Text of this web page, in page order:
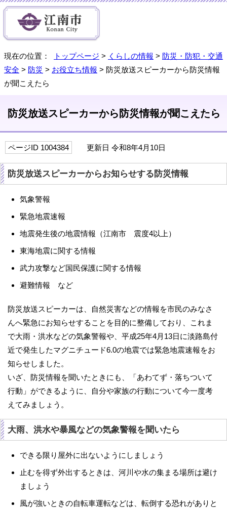
現在の位置： トップページ > くらしの情報 > 防災・防犯・交通
安全 > 防災 > お役立ち情報 > 防災放送スピーカーから防災情報
が聞こえたら
防災放送スピーカーから防災情報が聞こえたら
ページID 1004384 更新日 令和8年4月10日
防災放送スピーカーからお知らせする防災情報
気象警報
緊急地震速報
地震発生後の地震情報（江南市 震度4以上）
東海地震に関する情報
武力攻撃など国民保護に関する情報
避難情報 など
防災放送スピーカーは、自然災害などの情報を市民のみなさ
んへ緊急にお知らせすることを目的に整備しており、これま
で大雨・洪水などの気象警報や、平成25年4月13日に淡路島付
近で発生したマグニチュード6.0の地震では緊急地震速報をお
知らせしました。
いざ、防災情報を聞いたときにも、「あわてず・落ちついて
行動」ができるように、自分や家族の行動について今一度考
えてみましょう。
大雨、洪水や暴風などの気象警報を聞いたら
できる限り屋外に出ないようにしましょう
止むを得ず外出するときは、河川や水の集まる場所は避け
ましょう
風が強いときの自転車運転などは、転倒する恐れがありと